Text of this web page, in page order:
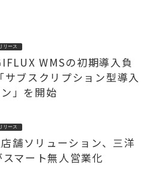
リース
WMSの初期導入負
ブスクリプション型導入
」を開始
リース
舗ソリューション、三洋
マート無人営業化